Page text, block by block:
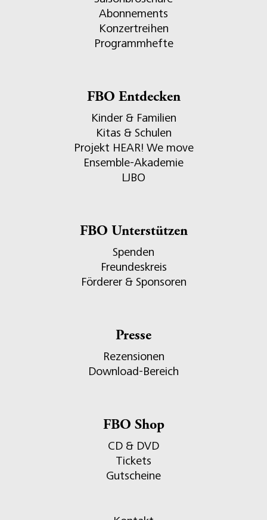
Abonnements
Konzertreihen
Programmhefte
FBO Entdecken
Kinder & Familien
Kitas & Schulen
Projekt HEAR! We move
Ensemble-Akademie
LJBO
FBO Unterstützen
Spenden
Freundeskreis
Förderer & Sponsoren
Presse
Rezensionen
Download-Bereich
FBO Shop
CD & DVD
Tickets
Gutscheine